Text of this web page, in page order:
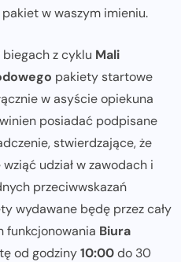
w waszym imieniu.
z cyklu Mali
pakiety startowe
w asyście opiekuna
posiadać podpisane
stwierdzające, że
udział w zawodach i
przeciwwskazań
wydawane będę przez cały
funkcjonowania Biura
od godziny10:00do 30